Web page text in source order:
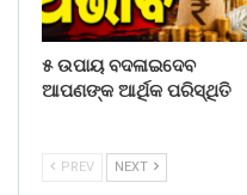
୫ ଉପାୟ ବଦଳାଇଦେବ
ଆପଣଙ୍କ ଆର୍ଥିକ ପରିସ୍ଥିତି
PREV NEXT